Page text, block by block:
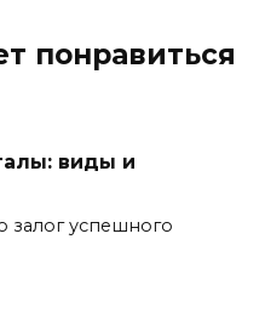
понравиться
виды и
залог успешного